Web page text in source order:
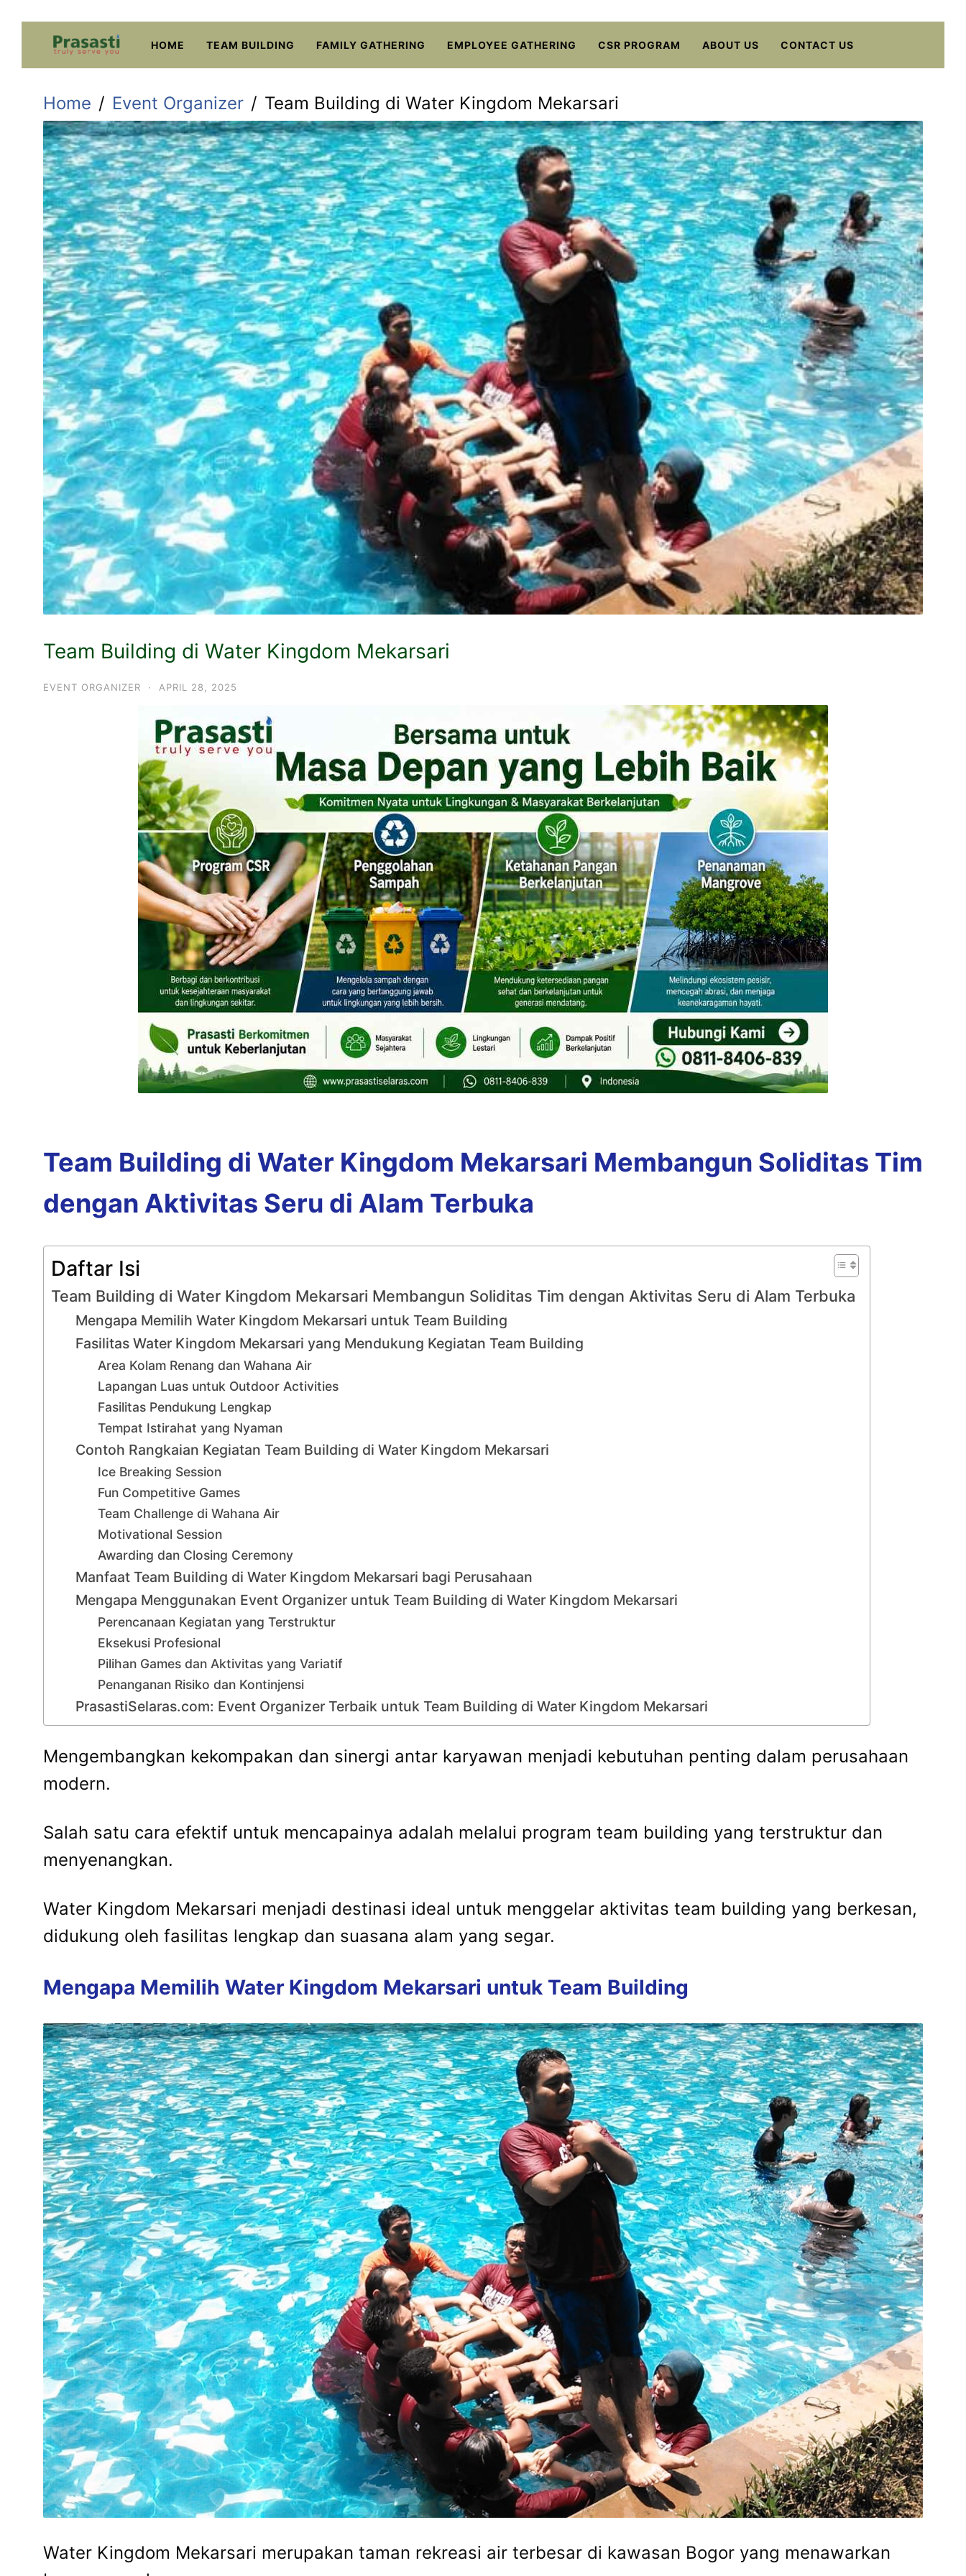
content
HOME TEAM BUILDING FAMILY GATHERING EMPLOYEE GATHERING CSR PROGRAM ABOUT US CONTACT US
Home Event Organizer Team Building di Water Kingdom Mekarsari
Team Building di Water Kingdom Mekarsari
EVENT ORGANIZER · APRIL 28, 2025
Team Building di Water Kingdom Mekarsari Membangun Soliditas Tim
dengan Aktivitas Seru di Alam Terbuka
Daftar Isi
Team Building di Water Kingdom Mekarsari Membangun Soliditas Tim dengan Aktivitas Seru di Alam Terbuka
Mengapa Memilih Water Kingdom Mekarsari untuk Team Building
Fasilitas Water Kingdom Mekarsari yang Mendukung Kegiatan Team Building
Area Kolam Renang dan Wahana Air
Lapangan Luas untuk Outdoor Activities
Fasilitas Pendukung Lengkap
Tempat Istirahat yang Nyaman
Contoh Rangkaian Kegiatan Team Building di Water Kingdom Mekarsari
Ice Breaking Session
Fun Competitive Games
Team Challenge di Wahana Air
Motivational Session
Awarding dan Closing Ceremony
Manfaat Team Building di Water Kingdom Mekarsari bagi Perusahaan
Mengapa Menggunakan Event Organizer untuk Team Building di Water Kingdom Mekarsari
Perencanaan Kegiatan yang Terstruktur
Eksekusi Profesional
Pilihan Games dan Aktivitas yang Variatif
Penanganan Risiko dan Kontinjensi
PrasastiSelaras.com: Event Organizer Terbaik untuk Team Building di Water Kingdom Mekarsari
Mengembangkan kekompakan dan sinergi antar karyawan menjadi kebutuhan penting dalam perusahaan
modern.
Salah satu cara efektif untuk mencapainya adalah melalui program team building yang terstruktur dan
menyenangkan.
Water Kingdom Mekarsari menjadi destinasi ideal untuk menggelar aktivitas team building yang berkesan,
didukung oleh fasilitas lengkap dan suasana alam yang segar.
Mengapa Memilih Water Kingdom Mekarsari untuk Team Building
Water Kingdom Mekarsari merupakan taman rekreasi air terbesar di kawasan Bogor yang menawarkan